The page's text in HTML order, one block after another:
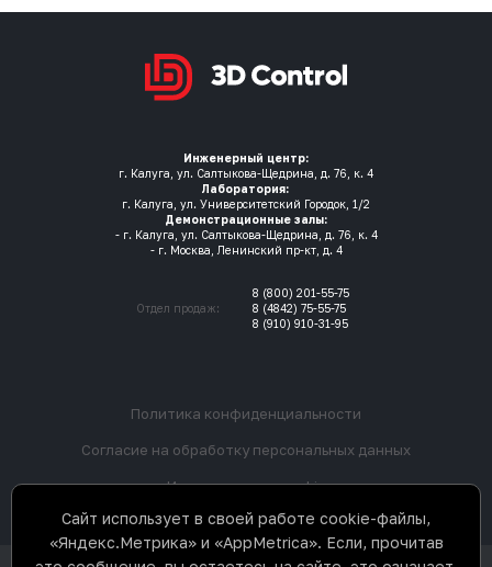
Инженерный центр:
г. Калуга, ул. Салтыкова-Щедрина, д. 76, к. 4
Лаборатория:
г. Калуга, ул. Университетский Городок, 1/2
Демонстрационные залы:
- г. Калуга, ул. Салтыкова-Щедрина, д. 76, к. 4
- г. Москва, Ленинский пр-кт, д. 4
Отдел продаж:
8 (800) 201-55-75
8 (4842) 75-55-75
8 (910) 910-31-95
Политика конфиденциальности
Согласие на обработку персональных данных
Использование cookie
Сайт использует в своей работе cookie-файлы,
«Яндекс.Метрика» и «AppMetrica». Если, прочитав